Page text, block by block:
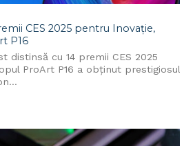
CES 2025 pentru Inovație,
P16
distinsă cu 14 premii CES 2025
ProArt P16 a obținut prestigiosul